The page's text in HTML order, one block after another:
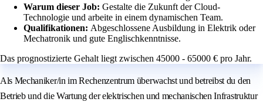
Warum dieser Job: Gestalte die Zukunft der Cloud-
Technologie und arbeite in einem dynamischen Team.
Qualifikationen: Abgeschlossene Ausbildung in Elektrik oder
Mechatronik und gute Englischkenntnisse.
Das prognostizierte Gehalt liegt zwischen 45000 - 65000 € pro Jahr.
Als Mechaniker/in im Rechenzentrum überwachst und betreibst du den
Betrieb und die Wartung der elektrischen und mechanischen Infrastruktur